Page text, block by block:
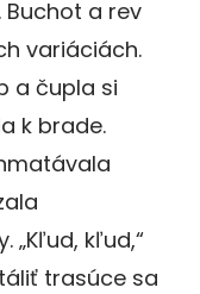
a rev
variá­ciách.
a čupla si
k brade.
„Kľud, kľud,“
trasúce sa